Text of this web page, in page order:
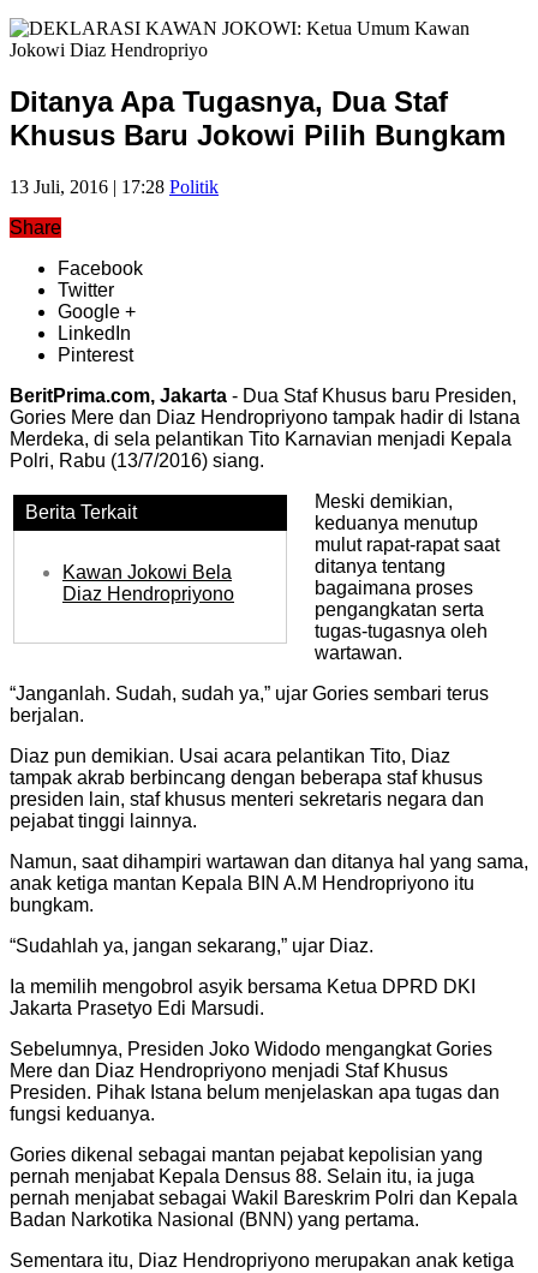
Ditanya Apa Tugasnya, Dua Staf
Khusus Baru Jokowi Pilih Bungkam
13 Juli, 2016 | 17:28 Politik
Share
Facebook
Twitter
Google +
LinkedIn
Pinterest
BeritPrima.com, Jakarta - Dua Staf Khusus baru Presiden,
Gories Mere dan Diaz Hendropriyono tampak hadir di Istana
Merdeka, di sela pelantikan Tito Karnavian menjadi Kepala
Polri, Rabu (13/7/2016) siang.
Berita Terkait
Kawan Jokowi Bela
Diaz Hendropriyono
Meski demikian,
keduanya menutup
mulut rapat-rapat saat
ditanya tentang
bagaimana proses
pengangkatan serta
tugas-tugasnya oleh
wartawan.
“Janganlah. Sudah, sudah ya,” ujar Gories sembari terus
berjalan.
Diaz pun demikian. Usai acara pelantikan Tito, Diaz
tampak akrab berbincang dengan beberapa staf khusus
presiden lain, staf khusus menteri sekretaris negara dan
pejabat tinggi lainnya.
Namun, saat dihampiri wartawan dan ditanya hal yang sama,
anak ketiga mantan Kepala BIN A.M Hendropriyono itu
bungkam.
“Sudahlah ya, jangan sekarang,” ujar Diaz.
Ia memilih mengobrol asyik bersama Ketua DPRD DKI
Jakarta Prasetyo Edi Marsudi.
Sebelumnya, Presiden Joko Widodo mengangkat Gories
Mere dan Diaz Hendropriyono menjadi Staf Khusus
Presiden. Pihak Istana belum menjelaskan apa tugas dan
fungsi keduanya.
Gories dikenal sebagai mantan pejabat kepolisian yang
pernah menjabat Kepala Densus 88. Selain itu, ia juga
pernah menjabat sebagai Wakil Bareskrim Polri dan Kepala
Badan Narkotika Nasional (BNN) yang pertama.
Sementara itu, Diaz Hendropriyono merupakan anak ketiga